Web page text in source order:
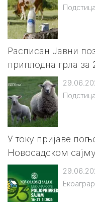
Расписан Јавни
приплодна грла за
У току пријаве
Новосадском
Екоаграр